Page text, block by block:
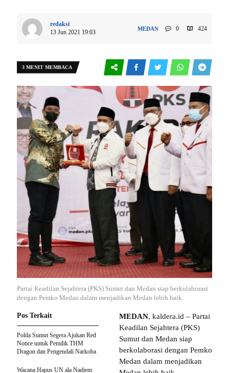
redaksi
13 Jun 2021 19:03
MEDAN 0 424
3 MENIT MEMBACA
Partai Keadilan Sejahtera (PKS) Sumut dan Medan siap berkolaborasi
dengan Pemko Medan dalam menjadikan Medan lebih baik.
MEDAN, kaldera.id – Partai
Keadilan Sejahtera (PKS)
Sumut dan Medan siap
berkolaborasi dengan Pemko
Medan dalam menjadikan
Pos Terkait
Polda Sumut Segera Ajukan Red
Notice untuk Pemilik THM
Dragon dan Pengendali Narkoba
Wacana Hapus UN ala Nadiem